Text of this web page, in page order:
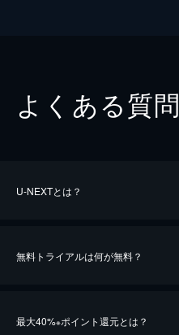
よくある質問
U-NEXTとは？
無料トライアルは何が無料？
最大40%※ポイント還元とは？